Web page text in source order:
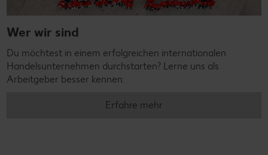
Wer wir sind
Du möchtest in einem erfolgreichen internationalen
Handelsunternehmen durchstarten? Lerne uns als
Arbeitgeber besser kennen.
Erfahre mehr